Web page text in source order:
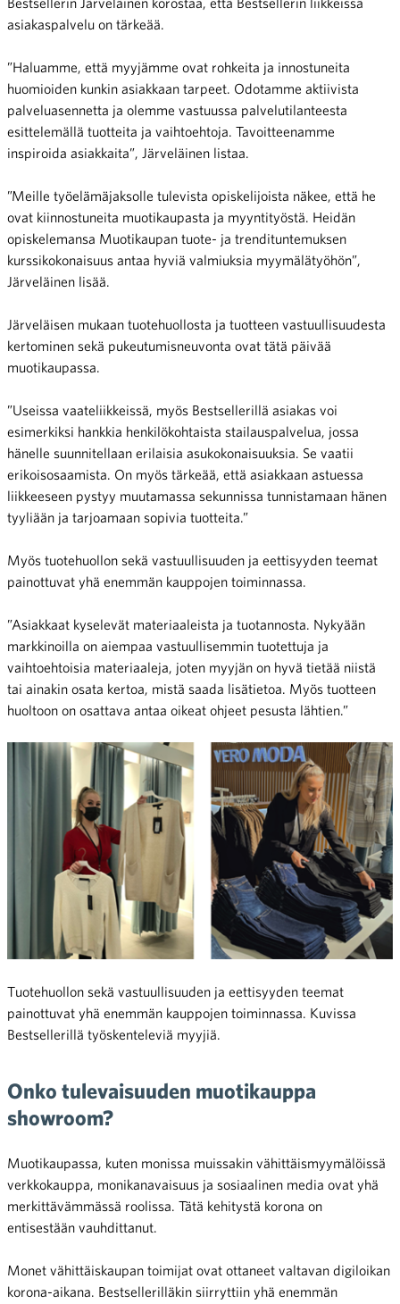
asiakaspalvelu on tärkeää.
”Haluamme, että myyjämme ovat rohkeita ja innostuneita
huomioiden kunkin asiakkaan tarpeet. Odotamme aktiivista
palveluasennetta ja olemme vastuussa palvelutilanteesta
esittelemällä tuotteita ja vaihtoehtoja. Tavoitteenamme
inspiroida asiakkaita”, Järveläinen listaa.
”Meille työelämäjaksolle tulevista opiskelijoista näkee, että he
ovat kiinnostuneita muotikaupasta ja myyntityöstä. Heidän
opiskelemansa Muotikaupan tuote- ja trendituntemuksen
kurssikokonaisuus antaa hyviä valmiuksia myymälätyöhön”,
Järveläinen lisää.
Järveläisen mukaan tuotehuollosta ja tuotteen vastuullisuudesta
kertominen sekä pukeutumisneuvonta ovat tätä päivää
muotikaupassa.
”Useissa vaateliikkeissä, myös Bestsellerillä asiakas voi
esimerkiksi hankkia henkilökohtaista stailauspalvelua, jossa
hänelle suunnitellaan erilaisia asukokonaisuuksia. Se vaatii
erikoisosaamista. On myös tärkeää, että asiakkaan astuessa
liikkeeseen pystyy muutamassa sekunnissa tunnistamaan hänen
tyyliään ja tarjoamaan sopivia tuotteita.”
Myös tuotehuollon sekä vastuullisuuden ja eettisyyden teemat
painottuvat yhä enemmän kauppojen toiminnassa.
”Asiakkaat kyselevät materiaaleista ja tuotannosta. Nykyään
markkinoilla on aiempaa vastuullisemmin tuotettuja ja
vaihtoehtoisia materiaaleja, joten myyjän on hyvä tietää niistä
tai ainakin osata kertoa, mistä saada lisätietoa. Myös tuotteen
huoltoon on osattava antaa oikeat ohjeet pesusta lähtien.”
Tuotehuollon sekä vastuullisuuden ja eettisyyden teemat
painottuvat yhä enemmän kauppojen toiminnassa. Kuvissa
Bestsellerillä työskenteleviä myyjiä.
Onko tulevaisuuden muotikauppa
showroom?
Muotikaupassa, kuten monissa muissakin vähittäismyymälöissä
verkkokauppa, monikanavaisuus ja sosiaalinen media ovat yhä
merkittävämmässä roolissa. Tätä kehitystä korona on
entisestään vauhdittanut.
Monet vähittäiskaupan toimijat ovat ottaneet valtavan digiloikan
korona-aikana. Bestsellerilläkin siirryttiin yhä enemmän